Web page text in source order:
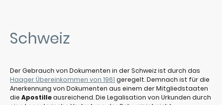
Schweiz
Der Gebrauch von Dokumenten in der Schweiz ist durch das
Haager Übereinkommen von 1961 geregelt. Demnach ist für die
Anerkennung von Dokumenten aus einem der Mitgliedstaaten
die Apostilleausreichend. Die Legalisation von Urkunden durch